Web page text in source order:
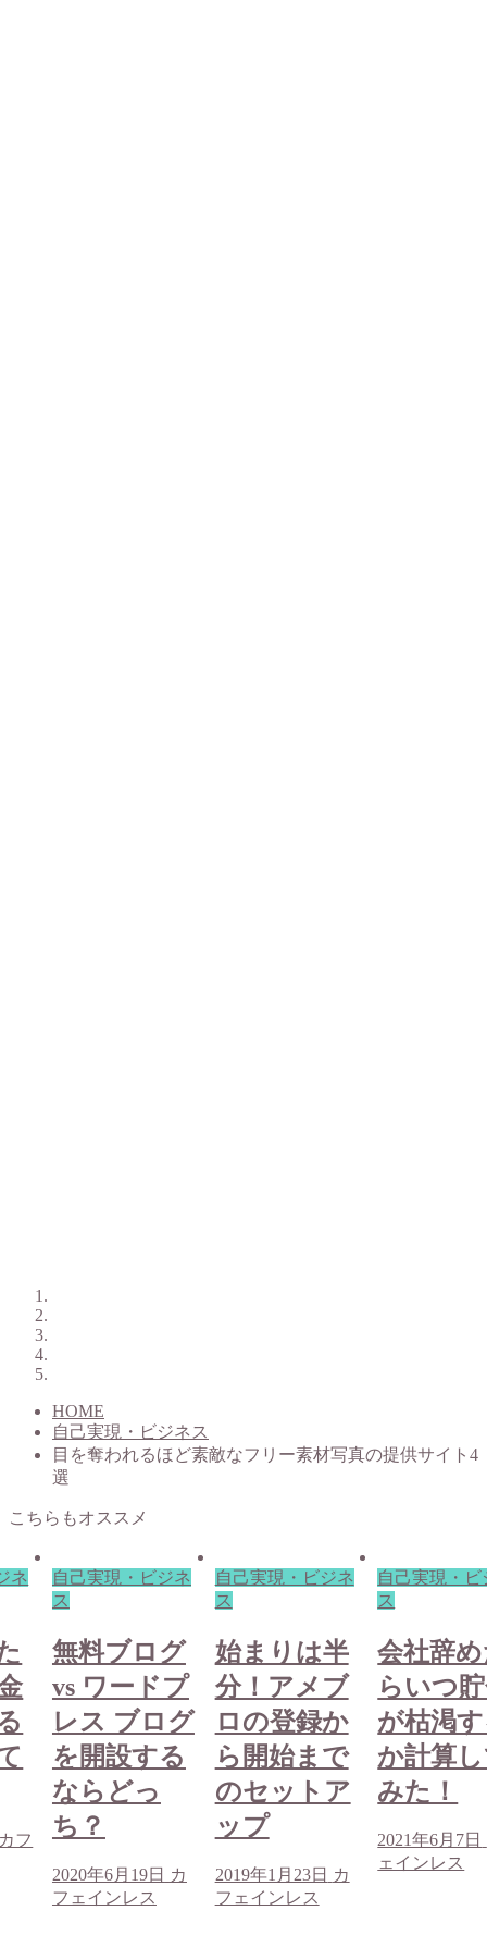
HOME
自己実現・ビジネス
目を奪われるほど素敵なフリー素材写真の提供サイト4
選
こちらもオススメ
ネ
フ
自己実現・ビジネ
ス
無料ブログ
vs ワードプ
レス ブログ
を開設する
ならどっ
ち？
2020年6月19日 カ
フェインレス
自己実現・ビジネ
ス
始まりは半
分！アメブ
ロの登録か
ら開始まで
のセットア
ップ
2019年1月23日 カ
フェインレス
自己実現・ビ
ス
会社辞
らいつ
が枯渇
か計算
みた！
2021年6月7日
ェインレス